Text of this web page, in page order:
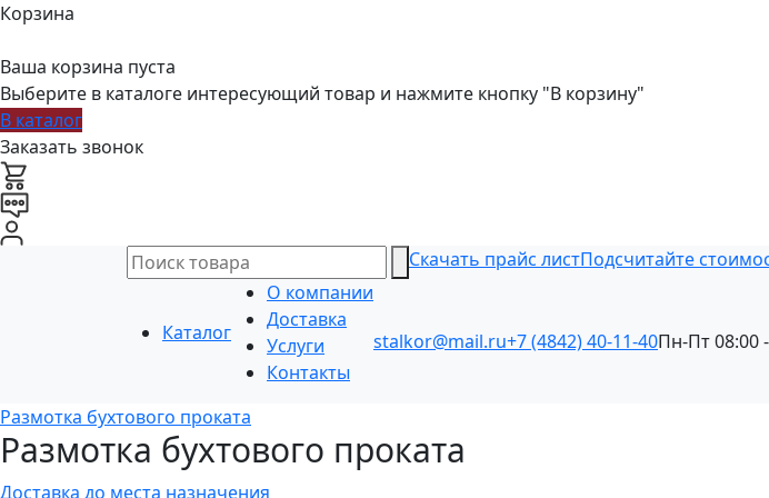
Корзина
Ваша корзина пуста
Выберите в каталоге интересующий товар и нажмите кнопку "В корзину"
В каталог
Заказать звонок
Скачать прайс листПодсчитайте
Каталог
О компании
Доставка
Услуги
Контакты
stalkor@mail.ru+7 (4842) 40-11-40Пн-Пт 08:00
Размотка бухтового проката
Размотка бухтового проката
Доставка до места назначения